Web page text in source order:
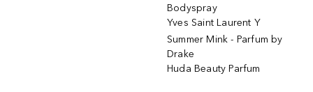
Bodyspray
Yves Saint Laurent Y
Summer Mink - Parfum by
Drake
Huda Beauty Parfum